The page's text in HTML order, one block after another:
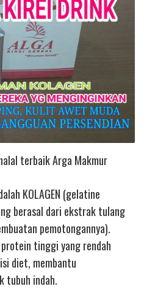
terbaik Arga Makmur
KOLAGEN (gelatine
berasal dari ekstrak tulang
pemotongannya).
tinggi yang rendah
diet, membantu
tubuh indah.